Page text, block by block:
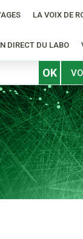
LA VOIX DE
DIRECT DU LABO
OK